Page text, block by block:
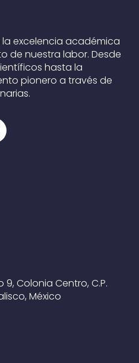
excelencia académica
de nuestra labor. Desde
hasta la
pionero a través de
9, Colonia Centro, C.P.
México